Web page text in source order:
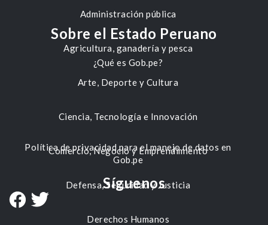
Administración pública
Agricultura, ganadería y pesca
Arte, Deporte y Cultura
Ciencia, Tecnología e Innovación
Comercio, Negocio y Emprendimiento
Defensa, Seguridad y Justicia
Derechos Humanos
Sobre el Estado Peruano
¿Qué es Gob.pe?
Política de privacidad para el manejo de datos en
Gob.pe
Síguenos